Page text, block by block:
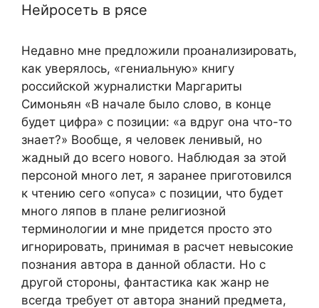
Нейросеть в рясе
Недавно мне предложили проанализировать,
как уверялось, «гениальную» книгу
российской журналистки Маргариты
Симоньян «В начале было слово, в конце
будет цифра» с позиции: «а вдруг она что-то
знает?» Вообще, я человек ленивый, но
жадный до всего нового. Наблюдая за этой
персоной много лет, я заранее приготовился
к чтению сего «опуса» с позиции, что будет
много ляпов в плане религиозной
терминологии и мне придется просто это
игнорировать, принимая в расчет невысокие
познания автора в данной области. Но с
другой стороны, фантастика как жанр не
всегда требует от автора знаний предмета,